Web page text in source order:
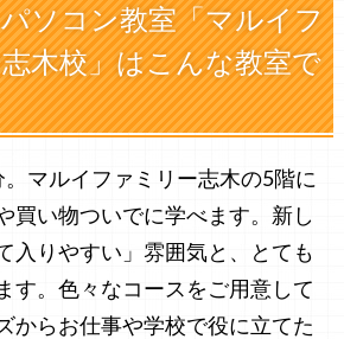
ソコン教室「マルイフ
木校」はこんな教室で
マルイファミリー志木の5階に
買い物ついでに学べます。新し
入りやすい」雰囲気と、とても
す。色々なコースをご用意して
からお仕事や学校で役に立てた